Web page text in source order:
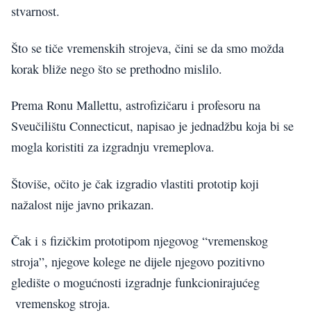
stvarnost.
Što se tiče vremenskih strojeva, čini se da smo možda
korak bliže nego što se prethodno mislilo.
Prema Ronu Mallettu, astrofizičaru i profesoru na
Sveučilištu Connecticut, napisao je jednadžbu koja bi se
mogla koristiti za izgradnju vremeplova.
Štoviše, očito je čak izgradio vlastiti prototip koji
nažalost nije javno prikazan.
Čak i s fizičkim prototipom njegovog “vremenskog
stroja”, njegove kolege ne dijele njegovo pozitivno
gledište o mogućnosti izgradnje funkcionirajućeg
vremenskog stroja.